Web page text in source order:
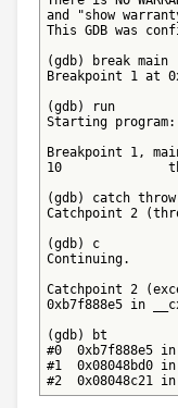
and "show
This GDB was
(gdb) break main
Breakpoint 1 at
(gdb) run
Starting
Breakpoint 1,
10
(gdb) catch throw
Catchpoint 2
(gdb) c
Continuing.
Catchpoint 2
0xb7f888e5 in
(gdb) bt
#0  0xb7f888e5
#1  0x08048bd0
#2  0x08048c21